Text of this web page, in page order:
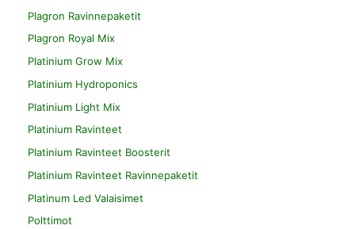
Plagron Ravinnepaketit
Plagron Royal Mix
Platinium Grow Mix
Platinium Hydroponics
Platinium Light Mix
Platinium Ravinteet
Platinium Ravinteet Boosterit
Platinium Ravinteet Ravinnepaketit
Platinum Led Valaisimet
Polttimot